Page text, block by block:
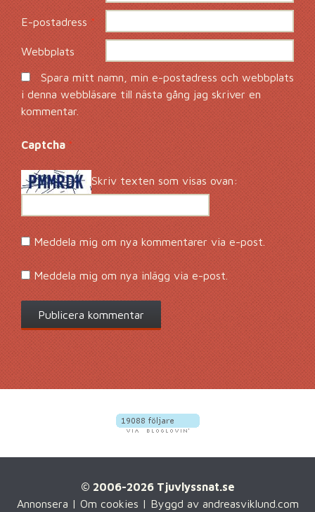
E-postadress *
Webbplats
Spara mitt namn, min e-postadress och webbplats
i denna webbläsare till nästa gång jag skriver en
kommentar.
Captcha*
Skriv texten som visas ovan:
Meddela mig om nya kommentarer via e-post.
Meddela mig om nya inlägg via e-post.
© 2006-2026 Tjuvlyssnat.se
Annonsera | Om cookies | Byggd av andreasviklund.com